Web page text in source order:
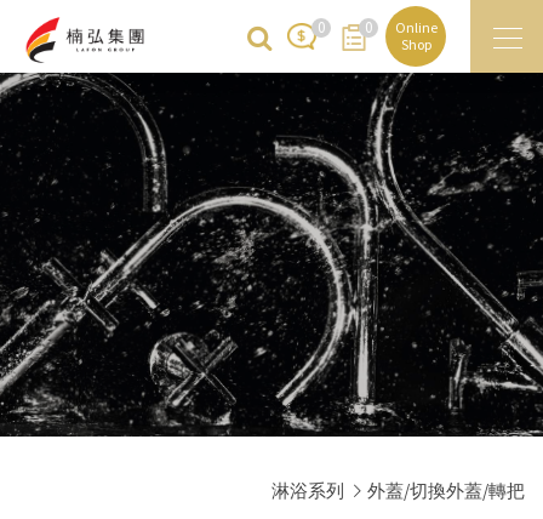
0 0
Online
Shop
淋浴系列 外蓋/切換外蓋/轉把